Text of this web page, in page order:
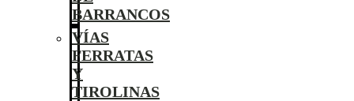
BARRANCOS
VÍAS
FERRATAS
Y
TIROLINAS